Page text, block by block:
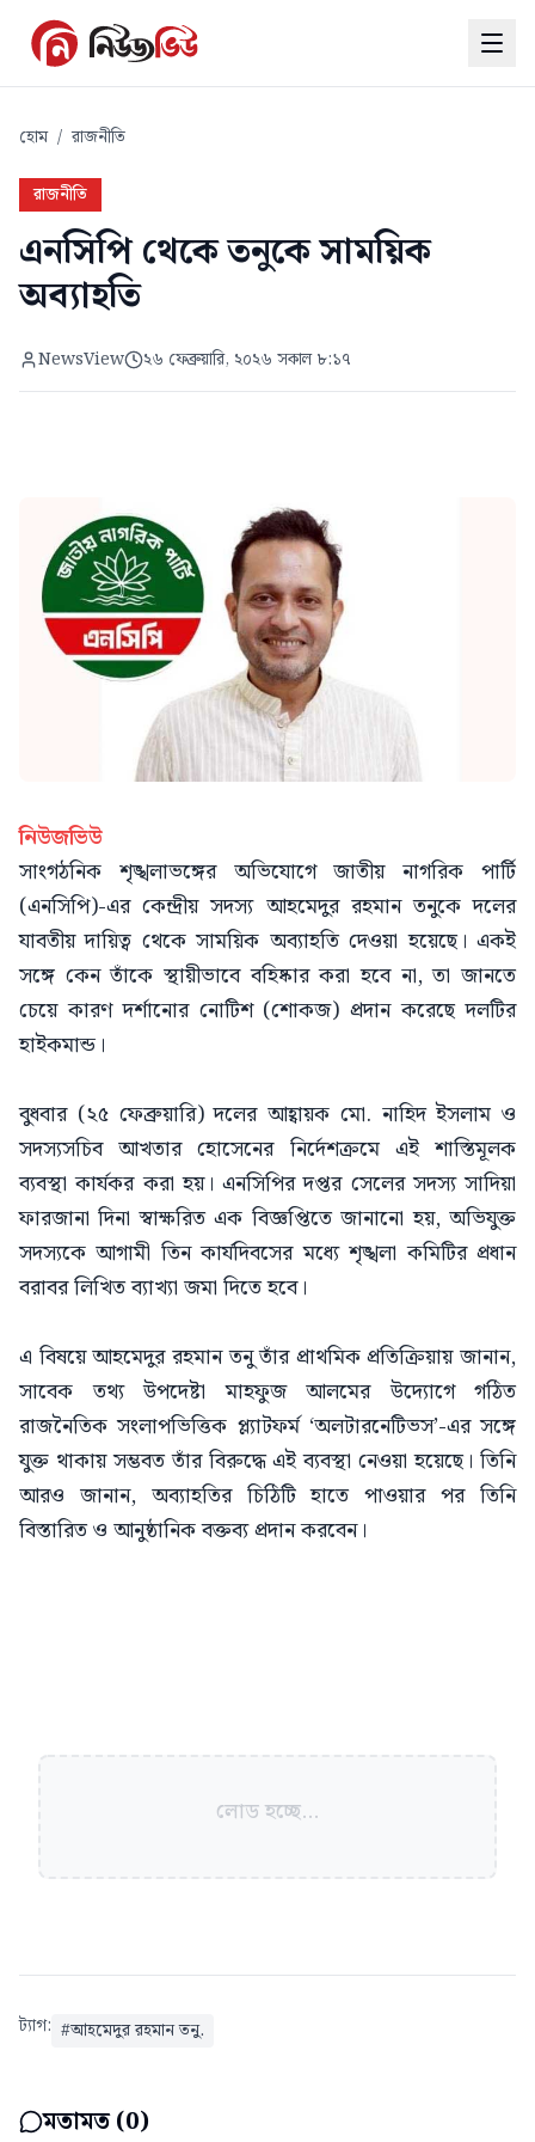
হোম / রাজনীতি
রাজনীতি
এনসিপি থেকে তনুকে সাময়িক
অব্যাহতি
NewsView ২৬ ফেব্রুয়ারি, ২০২৬ সকাল ৮:১৭
নিউজভিউ
সাংগঠনিক শৃঙ্খলাভঙ্গের অভিযোগে জাতীয় নাগরিক পার্টি
(এনসিপি)-এর কেন্দ্রীয় সদস্য আহমেদুর রহমান তনুকে দলের
যাবতীয় দায়িত্ব থেকে সাময়িক অব্যাহতি দেওয়া হয়েছে। একই
সঙ্গে কেন তাঁকে স্থায়ীভাবে বহিষ্কার করা হবে না, তা জানতে
চেয়ে কারণ দর্শানোর নোটিশ (শোকজ) প্রদান করেছে দলটির
হাইকমান্ড।
বুধবার (২৫ ফেব্রুয়ারি) দলের আহ্বায়ক মো. নাহিদ ইসলাম ও
সদস্যসচিব আখতার হোসেনের নির্দেশক্রমে এই শাস্তিমূলক
ব্যবস্থা কার্যকর করা হয়। এনসিপির দপ্তর সেলের সদস্য সাদিয়া
ফারজানা দিনা স্বাক্ষরিত এক বিজ্ঞপ্তিতে জানানো হয়, অভিযুক্ত
সদস্যকে আগামী তিন কার্যদিবসের মধ্যে শৃঙ্খলা কমিটির প্রধান
বরাবর লিখিত ব্যাখ্যা জমা দিতে হবে।
এ বিষয়ে আহমেদুর রহমান তনু তাঁর প্রাথমিক প্রতিক্রিয়ায় জানান,
সাবেক তথ্য উপদেষ্টা মাহফুজ আলমের উদ্যোগে গঠিত
রাজনৈতিক সংলাপভিত্তিক প্ল্যাটফর্ম ‘অলটারনেটিভস’-এর সঙ্গে
যুক্ত থাকায় সম্ভবত তাঁর বিরুদ্ধে এই ব্যবস্থা নেওয়া হয়েছে। তিনি
আরও জানান, অব্যাহতির চিঠিটি হাতে পাওয়ার পর তিনি
বিস্তারিত ও আনুষ্ঠানিক বক্তব্য প্রদান করবেন।
লোড হচ্ছে...
ট্যাগ: #আহমেদুর রহমান তনু.
মতামত (0)